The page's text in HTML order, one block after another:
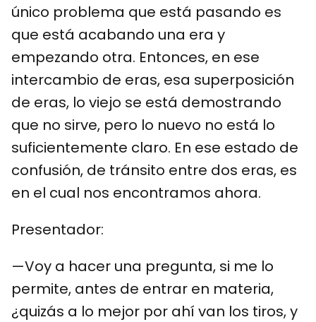
único problema que está pasando es
que está acabando una era y
empezando otra. Entonces, en ese
intercambio de eras, esa superposición
de eras, lo viejo se está demostrando
que no sirve, pero lo nuevo no está lo
suficientemente claro. En ese estado de
confusión, de tránsito entre dos eras, es
en el cual nos encontramos ahora.
Presentador:
—Voy a hacer una pregunta, si me lo
permite, antes de entrar en materia,
¿quizás a lo mejor por ahí van los tiros, y